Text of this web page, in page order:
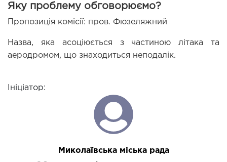
Яку проблему обговорюємо?
Пропозиція комісії: пров. Фюзеляжний
Назва, яка асоціюється з частиною літака та
аеродромом, що знаходиться неподалік.
Ініціатор:
Миколаївська міська рада